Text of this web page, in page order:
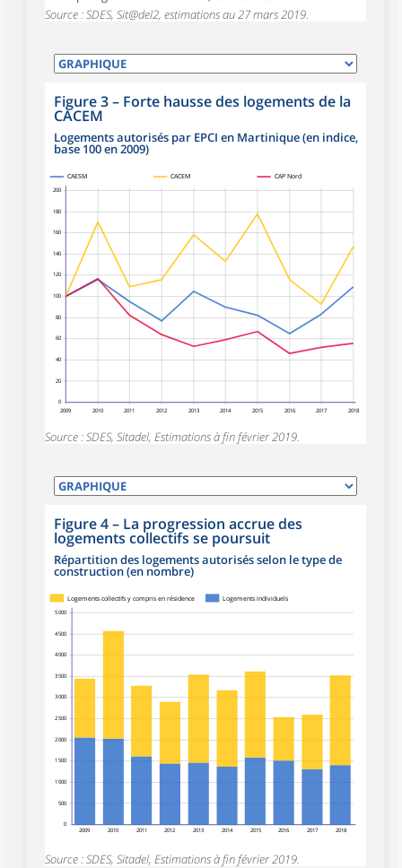
Source : SDES, Sit@del2, estimations au 27 mars 2019.
Figure 3– Forte hausse des logements de la
CACEM
Logements autorisés par EPCI en Martinique (en indice,
base 100 en 2009)
0
20
40
60
80
100
120
140
160
180
200
2009 2010 2011 2012 2013 2014 2015 2016 2017 2018
CAESM CACEM CAP Nord
Source : SDES, Sitadel, Estimations à fin février 2019.
Figure 4– La progression accrue des
logements collectifs se poursuit
Répartition des logements autorisés selon le type de
construction (en nombre)
0
500
1 000
1 500
2 000
2 500
3 000
3 500
4 000
4 500
5 000
2009 2010 2011 2012 2013 2014 2015 2016 2017 2018
Logements individuels
Logements collectifs y compris en résidence
Source : SDES, Sitadel, Estimations à fin février 2019.